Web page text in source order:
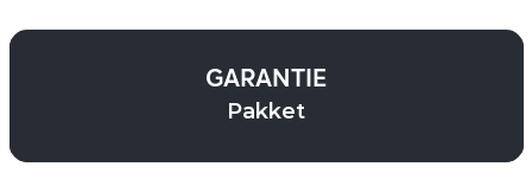
GARANTIE
Pakket